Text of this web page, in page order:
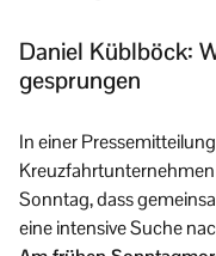
Daniel Küblböck:
gesprungen
In einer
Kreuzfahrtunternehmen
Sonntag, dass
eine intensive Suche